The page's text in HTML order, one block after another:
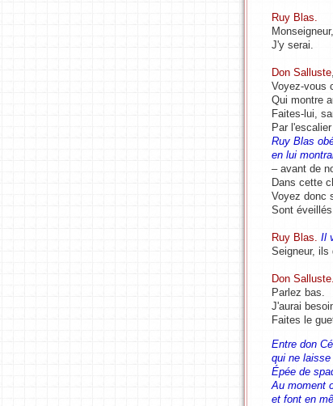
Ruy Blas.
Monseigneur,
J'y serai.
Don Salluste
Voyez-vous
Qui montre
Faites-lui,
Par l'escalier
Ruy Blas
en lui
– avant de
Dans cette
Voyez donc
Sont éveillés.
Ruy Blas. Il
Seigneur, ils
Don Salluste.
Parlez bas.
J'aurai
Faites le
Entre don
qui ne
Épée de
Au moment
et font en